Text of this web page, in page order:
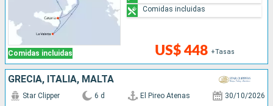
Comidas incluidas US$ 448 +Tasas
Comidas incluidas
GRECIA, ITALIA, MALTA
Star Clipper 6 d El Pireo Atenas 30/10/2026